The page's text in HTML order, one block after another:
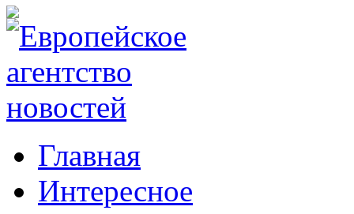
Главная
Интересное